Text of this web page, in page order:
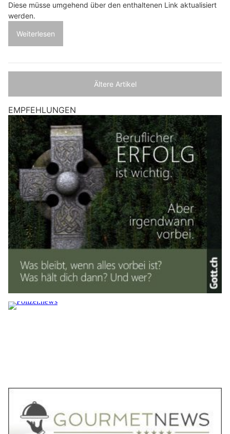
Diese müsse umgehend über den enthaltenen Link aktualisiert
werden.
Weiterlesen
Ältere Artikel
EMPFEHLUNGEN